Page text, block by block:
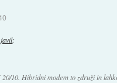
:
10. Hibridni modem to združi in